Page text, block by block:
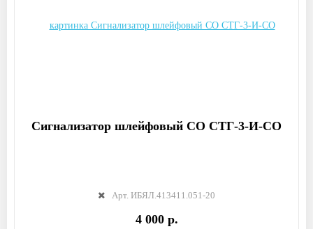
Сигнализатор шлейфовый СО СТГ-3-И-СО
Арт. ИБЯЛ.413411.051-20
4 000 р.